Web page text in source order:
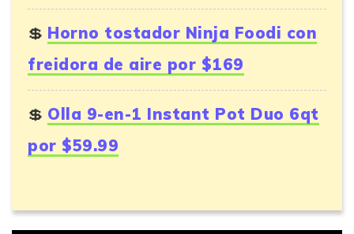
Horno tostador Ninja Foodi con
freidora de aire por $169
Olla 9-en-1 Instant Pot Duo 6qt
por $59.99